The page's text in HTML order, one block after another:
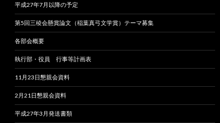
平成27年7月以降の予定
第5回三稜会懸賞論文（稲葉真弓文学賞）テーマ募集
各部会概要
執行部・役員 行事等計画表
11月23日懇親会資料
2月21日懇親会資料
平成27年3月発送書類